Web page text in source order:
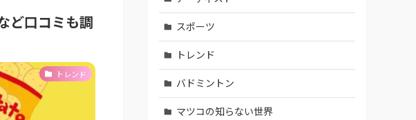
ど口コミも調
トレンド
スポーツ
トレンド
バドミントン
マツコの知らない世界